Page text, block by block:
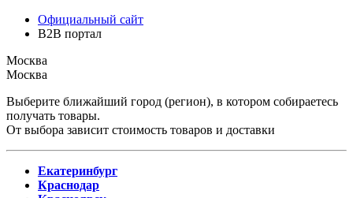
Официальный сайт
B2B портал
Москва
Москва
Выберите ближайший город (регион), в котором собираетесь
получать товары.
От выбора зависит стоимость товаров и доставки
Екатеринбург
Краснодар